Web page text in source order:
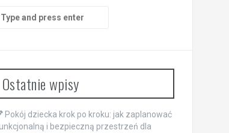
Ostatnie wpisy
Pokój dziecka krok po kroku: jak zaplanować
i bezpieczną przestrzeń dla